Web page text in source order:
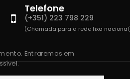
Telefone
(+351) 223 798 229
(Chamada para a rede fixa
Entraremos em